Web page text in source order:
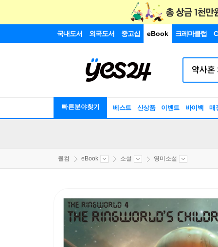
국내도서 외국도서 중고샵 eBook 크레마클럽
빠른분야찾기 베스트 신상품 이벤트 바이백 매
웰컴 eBook 소설 영미소설